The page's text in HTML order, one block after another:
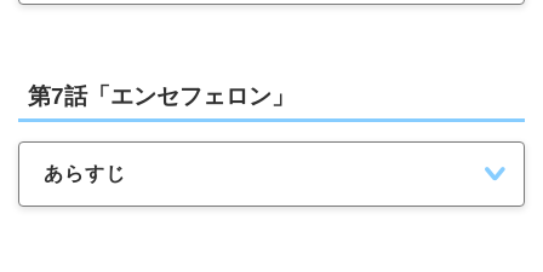
第7話「エンセフェロン」
あらすじ